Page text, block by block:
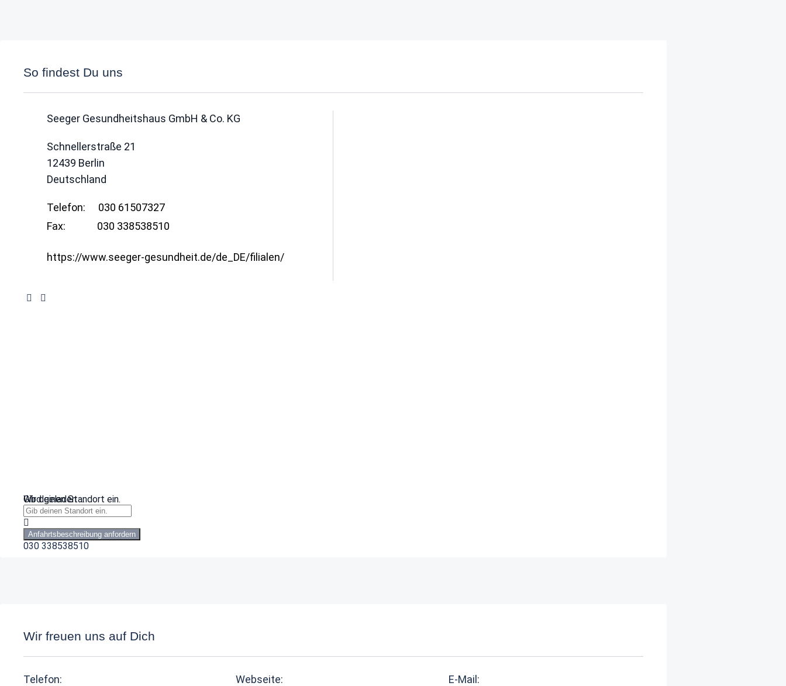
So findest Du uns
Seeger Gesundheitshaus GmbH & Co. KG
Schnellerstraße 21
12439 Berlin
Deutschland
Telefon:
030 61507327
Fax:
030 338538510
https://www.seeger-gesundheit.de/de_DE/filialen/
Wird geladen …
Gib deinen Standort ein.
Anfahrtsbeschreibung anfordern
030 338538510
Wir freuen uns auf Dich
Telefon: Webseite: E-Mail: